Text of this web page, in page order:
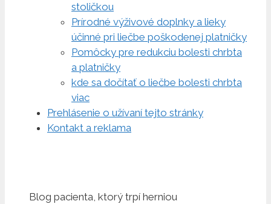
stoličkou
Prírodné výživové doplnky a lieky
účinné pri liečbe poškodenej platničky
Pomôcky pre redukciu bolesti chrbta
a platničky
kde sa dočítať o liečbe bolesti chrbta
viac
Prehlásenie o užívaní tejto stránky
Kontakt a reklama
Blog pacienta, ktorý trpí herniou